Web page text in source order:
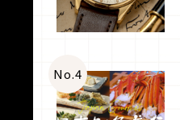
No.4